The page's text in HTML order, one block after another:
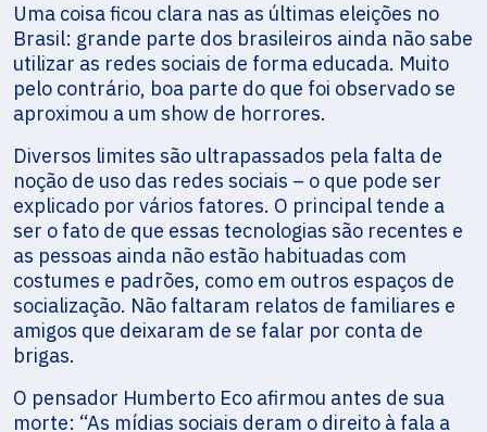
Uma coisa ficou clara nas as últimas eleições no
Brasil: grande parte dos brasileiros ainda não sabe
utilizar as redes sociais de forma educada. Muito
pelo contrário, boa parte do que foi observado se
aproximou a um show de horrores.
Diversos limites são ultrapassados pela falta de
noção de uso das redes sociais – o que pode ser
explicado por vários fatores. O principal tende a
ser o fato de que essas tecnologias são recentes e
as pessoas ainda não estão habituadas com
costumes e padrões, como em outros espaços de
socialização. Não faltaram relatos de familiares e
amigos que deixaram de se falar por conta de
brigas.
O pensador Humberto Eco afirmou antes de sua
morte: “As mídias sociais deram o direito à fala a